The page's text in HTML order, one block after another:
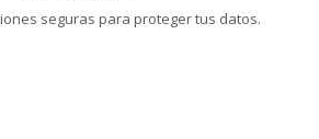
seguras para proteger tus datos.